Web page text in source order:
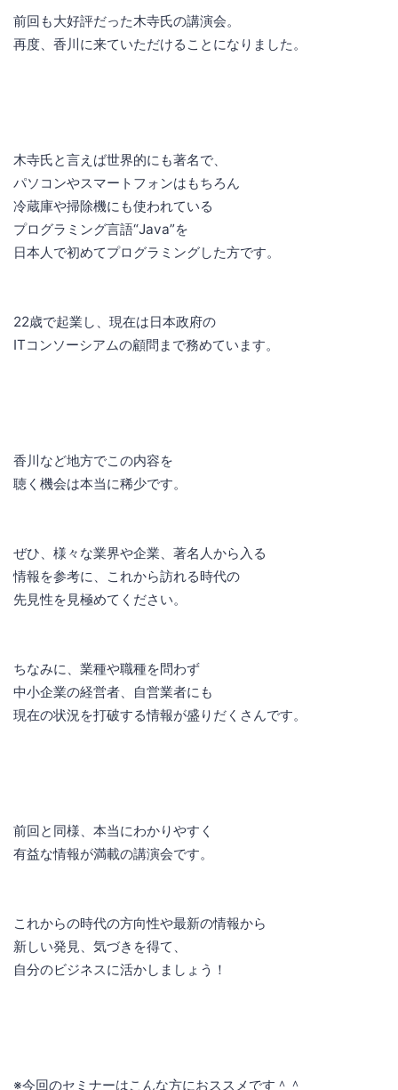
前回も大好評だった木寺氏の講演会。
再度、香川に来ていただけることになりました。
木寺氏と言えば世界的にも著名で、
パソコンやスマートフォンはもちろん
冷蔵庫や掃除機にも使われている
プログラミング言語“Java”を
日本人で初めてプログラミングした方です。
22歳で起業し、現在は日本政府の
ITコンソーシアムの顧問まで務めています。
香川など地方でこの内容を
聴く機会は本当に稀少です。
ぜひ、様々な業界や企業、著名人から入る
情報を参考に、これから訪れる時代の
先見性を見極めてください。
ちなみに、業種や職種を問わず
中小企業の経営者、自営業者にも
現在の状況を打破する情報が盛りだくさんです。
前回と同様、本当にわかりやすく
有益な情報が満載の講演会です。
これからの時代の方向性や最新の情報から
新しい発見、気づきを得て、
自分のビジネスに活かしましょう！
※今回のセミナーはこんな方におススメです＾＾